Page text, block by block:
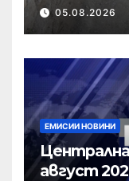
05.08.2026
ЕМИСИИ НОВИНИ
Централна
август